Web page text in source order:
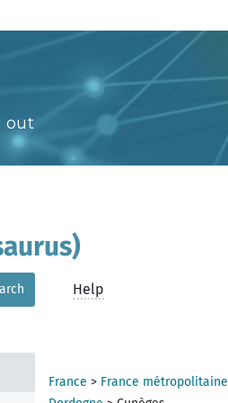
out
Help
France > France métropolitaine